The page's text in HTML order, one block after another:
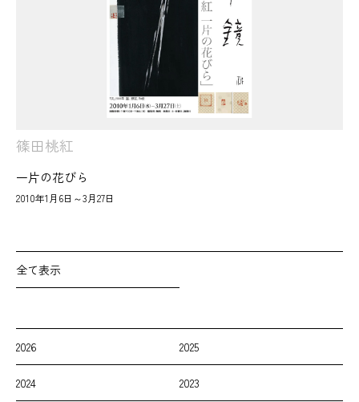
篠田桃紅
一片の花びら
2010年1月6日～3月27日
全て表示
2026 2025
2024 2023